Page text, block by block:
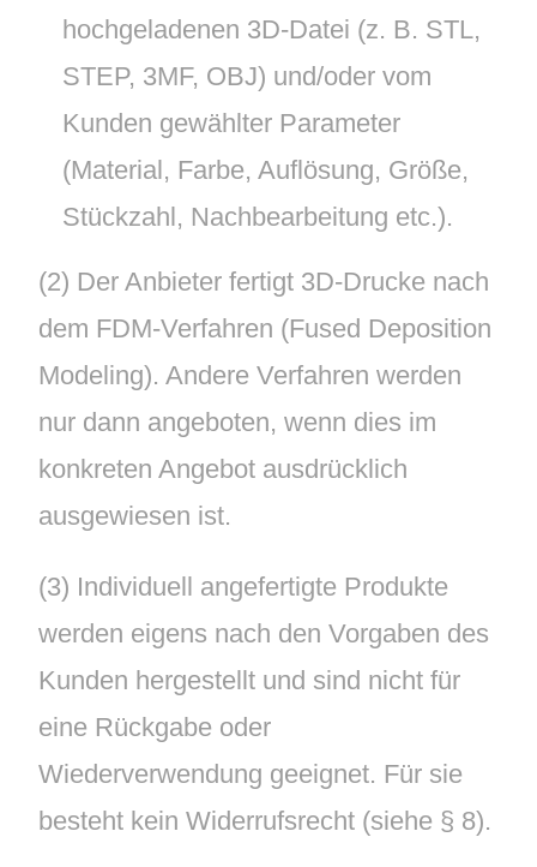
hochgeladenen 3D-Datei (z. B. STL,
STEP, 3MF, OBJ) und/oder vom
Kunden gewählter Parameter
(Material, Farbe, Auflösung, Größe,
Stückzahl, Nachbearbeitung etc.).
(2) Der Anbieter fertigt 3D-Drucke nach
dem FDM-Verfahren (Fused Deposition
Modeling). Andere Verfahren werden
nur dann angeboten, wenn dies im
konkreten Angebot ausdrücklich
ausgewiesen ist.
(3) Individuell angefertigte Produkte
werden eigens nach den Vorgaben des
Kunden hergestellt und sind nicht für
eine Rückgabe oder
Wiederverwendung geeignet. Für sie
besteht kein Widerrufsrecht (siehe § 8).